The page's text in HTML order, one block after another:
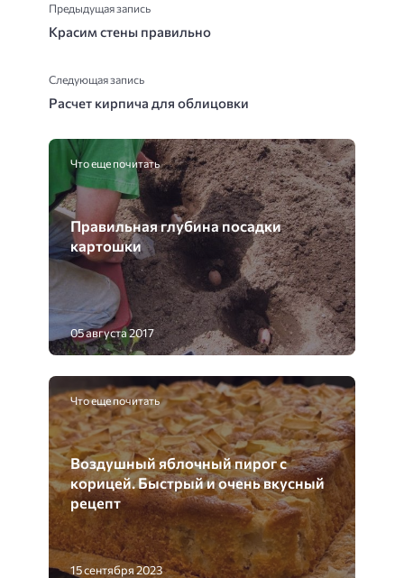
Предыдущая запись
Красим стены правильно
Следующая запись
Расчет кирпича для облицовки
Что еще почитать
Правильная глубина посадки
картошки
05 августа 2017
Что еще почитать
Воздушный яблочный пирог с
корицей. Быстрый и очень вкусный
рецепт
15 сентября 2023